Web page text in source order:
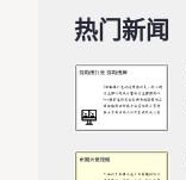
热门新闻